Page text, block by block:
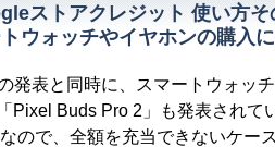
ストアクレジット 使い方そ
ウォッチやイヤホンの購入
発表と同時に、スマートウォッ
Pixel Buds Pro 2」も発表されて
ので、全額を充当できないケー